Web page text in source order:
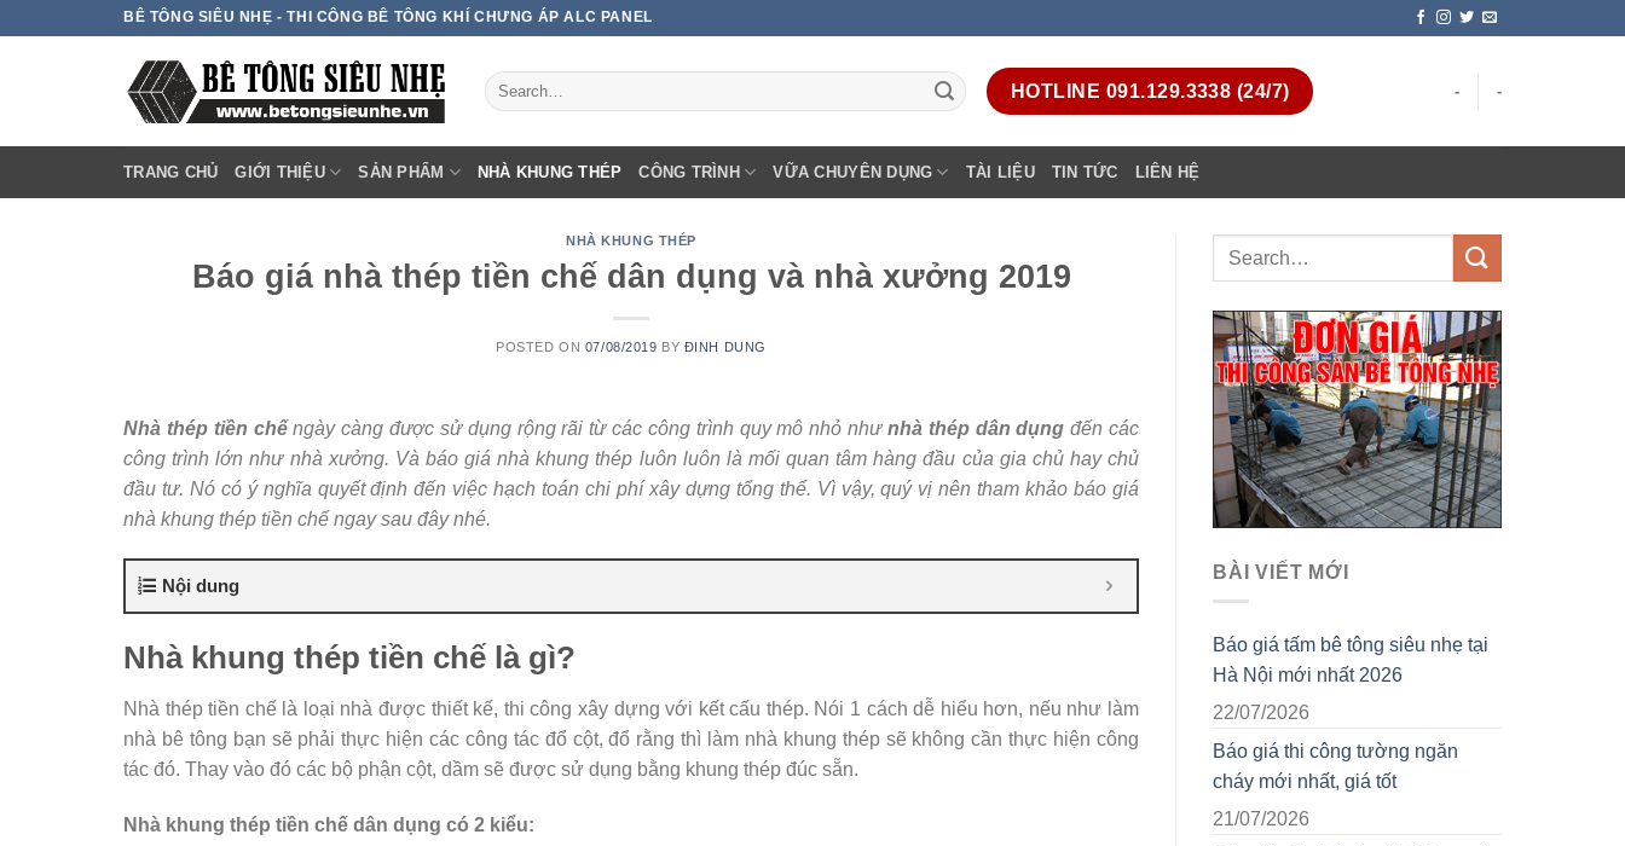
BÊ TÔNG SIÊU NHẸ - THI CÔNG BÊ TÔNG KHÍ CHƯNG ÁP ALC PANEL
HOTLINE 091.129.3338 (24/7) - -
TRANG CHỦ GIỚI THIỆU SẢN PHẨM NHÀ KHUNG THÉP CÔNG TRÌNH VỮA CHUYÊN DỤNG TÀI LIỆU TIN TỨC LIÊN HỆ
NHÀ KHUNG THÉP
Báo giá nhà thép tiền chế dân dụng và nhà xưởng 2019
POSTED ON 07/08/2019 BY ĐINH DUNG
Nhà thép tiền chếngày càng được sử dụng rộng rãi từ các công trình quy mô nhỏ như nhà thép dân dụng đến các
công trình lớn như nhà xưởng. Và báo giá nhà khung thép luôn luôn là mối quan tâm hàng đầu của gia chủ hay chủ
đầu tư. Nó có ý nghĩa quyết định đến việc hạch toán chi phí xây dựng tổng thể. Vì vậy, quý vị nên tham khảo báo giá
nhà khung thép tiền chế ngay sau đây nhé.
Nội dung
Nhà khung thép tiền chế là gì?
Nhà thép tiền chế là loại nhà được thiết kế, thi công xây dựng với kết cấu thép. Nói 1 cách dễ hiểu hơn, nếu như làm
nhà bê tông bạn sẽ phải thực hiện các công tác đổ cột, đổ rằng thì làm nhà khung thép sẽ không cần thực hiện công
tác đó. Thay vào đó các bộ phận cột, dầm sẽ được sử dụng bằng khung thép đúc sẵn.
Nhà khung thép tiền chế dân dụng có 2 kiểu:
BÀI VIẾT MỚI
Báo giá tấm bê tông siêu nhẹ tại
Hà Nội mới nhất 2026
22/07/2026
Báo giá thi công tường ngăn
cháy mới nhất, giá tốt
21/07/2026